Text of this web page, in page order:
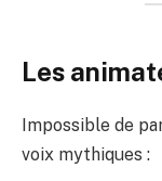
Les
Impossible de
voix mythiques :